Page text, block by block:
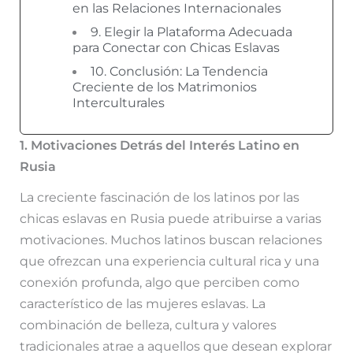
en las Relaciones Internacionales
9. Elegir la Plataforma Adecuada
para Conectar con Chicas Eslavas
10. Conclusión: La Tendencia
Creciente de los Matrimonios
Interculturales
1. Motivaciones Detrás del Interés Latino en
Rusia
La creciente fascinación de los latinos por las
chicas eslavas en Rusia puede atribuirse a varias
motivaciones. Muchos latinos buscan relaciones
que ofrezcan una experiencia cultural rica y una
conexión profunda, algo que perciben como
característico de las mujeres eslavas. La
combinación de belleza, cultura y valores
tradicionales atrae a aquellos que desean explorar